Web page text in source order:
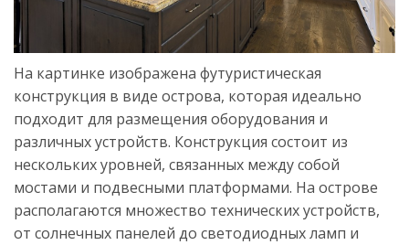
На картинке изображена футуристическая
конструкция в виде острова, которая идеально
подходит для размещения оборудования и
различных устройств. Конструкция состоит из
нескольких уровней, связанных между собой
мостами и подвесными платформами. На острове
располагаются множество технических устройств,
от солнечных панелей до светодиодных ламп и